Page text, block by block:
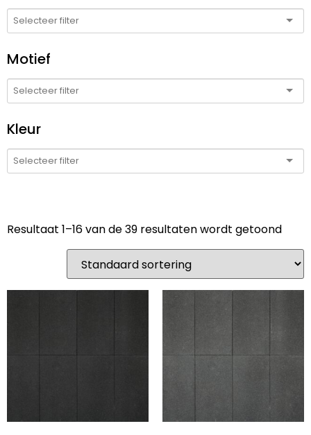
Motief
Kleur
Resultaat 1–16 van de 39 resultaten wordt getoond